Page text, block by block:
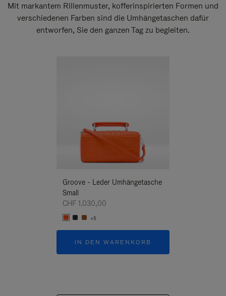
Mit markantem Rillenmuster, kofferinspirierten Formen und
verschiedenen Farben sind die Umhängetaschen dafür
entworfen, Sie den ganzen Tag zu begleiten.
Groove - Leder Umhängetasche
Small
CHF 1.030,00
+5
IN DEN WARENKORB